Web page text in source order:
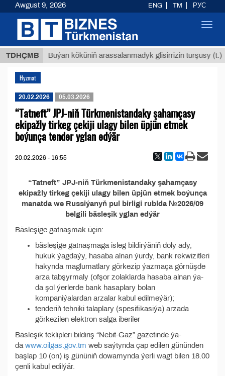
TDHÇMB
ТМТ Buýan köküniň arassalanmadyk glisirrizin turşusy (t.)
Hyzmat
20.02.2026 05.03.2026
“Tatneft” JPJ-niň Türkmenistandaky şahamçasy
ekipažly tirkeg çekiji ulagy bilen üpjün etmek
boýunça tender yglan edýär
20.02.2026 - 16:55
“Tatneft” JPJ-niň Türkmenistandaky şahamçasy
ekipažly tirkeg çekiji ulagy bilen üpjün etmek boýunça
manatda we Russiýanyň pul birligi rublda №2026/09
belgili bäsleşik yglan edýär
Bäsleşige gatnaşmak üçin:
bäsleşige gatnaşmaga isleg bildirýäniň doly ady,
hukuk ýagdaýy, hasaba alnan ýurdy, bank rekwizitleri
hakynda maglumatlary görkezip ýazmaça görnüşde
arza tabşyrmaly (ofşor zolaklarda hasaba alnan ýa-
da şol ýerlerde bank hasaplary bolan
kompaniýalardan arzalar kabul edilmeýär);
tenderiň tehniki talaplary (spesifikasiýa) arzada
görkezilen elektron salga iberiler
Bäsleşik teklipleri bildiriş “Nebit-Gaz” gazetinde ýa-
da www.oilgas.gov.tm web saýtynda çap edilen gününden
başlap 10 (on) iş gününiň dowamynda ýerli wagt bilen 18.00
çenli kabul edilýär.
Awgust 9, 2026 ENG TM РУС